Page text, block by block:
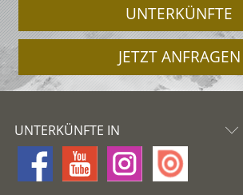
UNTERKÜNFTE
JETZT ANFRAGEN
UNTERKÜNFTE IN